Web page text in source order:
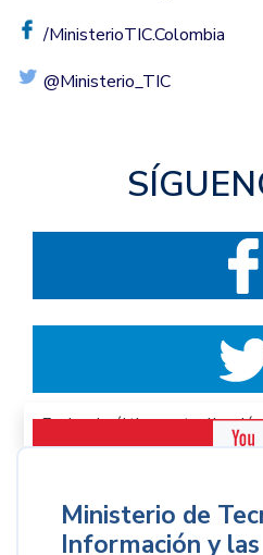
/MinisterioTIC.Colombia
@Ministerio_TIC
Fecha de última
Ministerio de
Información y las